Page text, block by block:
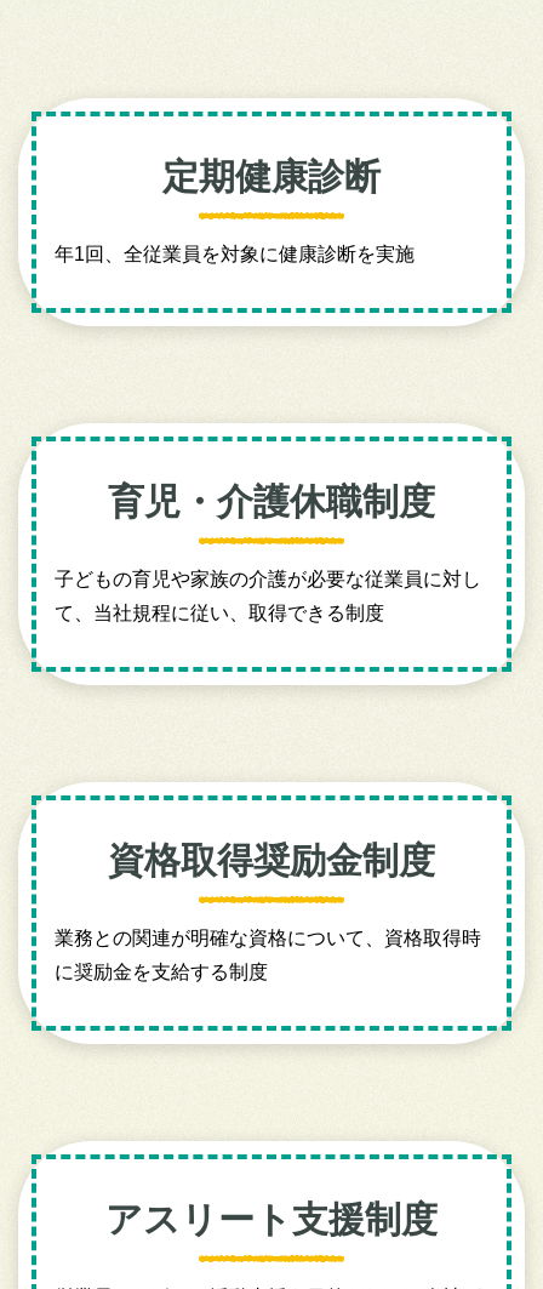
定期健康診断
年1回、全従業員を対象に健康診断を実施
育児・介護休職制度
子どもの育児や家族の介護が必要な従業員に対し
て、当社規程に従い、取得できる制度
資格取得奨励金制度
業務との関連が明確な資格について、資格取得時
に奨励金を支給する制度
アスリート支援制度